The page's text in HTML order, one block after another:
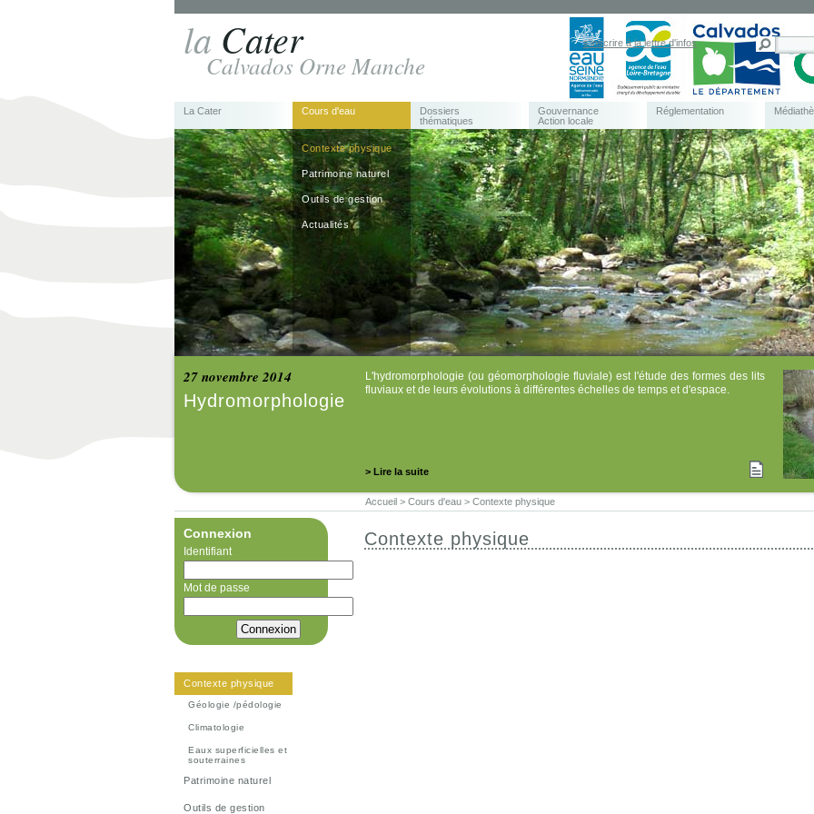
la Cater
Calvados Orne Manche
s'inscrire à la lettre d'infos
La Cater Cours d'eau
Contexte physique
Patrimoine naturel
Outils de gestion
Actualités
Dossiers
thématiques
Gouvernance
Action locale
Réglementation
27 novembre 2014
Hydromorphologie
L'hydromorphologie (ou géomorphologie fluviale) est l'étude des formes des lits
fluviaux et de leurs évolutions à différentes échelles de temps et d'espace.
> Lire la suite
Accueil > Cours d'eau > Contexte physique
Connexion
Identifiant
Mot de passe
Contexte physique
Géologie /pédologie
Climatologie
Eaux superficielles et
souterraines
Patrimoine naturel
Outils de gestion
Contexte physique